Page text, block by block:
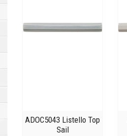
ADOC5043 Listello Top
Sail